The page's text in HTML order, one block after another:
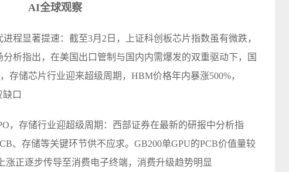
AI全球观察
程显著提速：截至3月2日，上证科创板芯片指数虽有微跌，
析指出，在美国出口管制与国内内需爆发的双重驱动下，国
存储芯片行业迎来超级周期，HBM价格年内暴涨500%，
口
，存储行业迎超级周期：西部证券在最新的研报中分析指
、存储等关键环节供不应求。GB200单GPU的PCB价值量较
涨正逐步传导至消费电子终端，消费升级趋势明显